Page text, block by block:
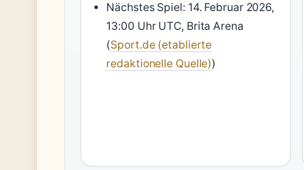
Nächstes Spiel: 14. Februar 2026,
13:00 Uhr UTC, Brita Arena
(Sport.de (etablierte
redaktionelle Quelle))